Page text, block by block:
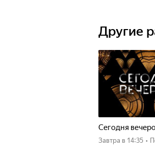
Другие
Сегодня
Завтра в 14:35 •